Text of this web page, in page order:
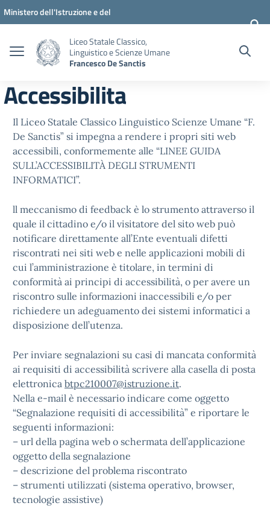
Vai ai contenuti
Vai al menu di navigazione
Vai al footer
Ministero dell'Istruzione e del
Liceo Statale Classico,
Linguistico e Scienze Umane
Francesco De Sanctis
Accessibilita
Il Liceo Statale Classico Linguistico Scienze Umane “F.
De Sanctis” si impegna a rendere i propri siti web
accessibili, conformemente alle “LINEE GUIDA
SULL’ACCESSIBILITÀ DEGLI STRUMENTI
INFORMATICI”.
ll meccanismo di feedback è lo strumento attraverso il
quale il cittadino e/o il visitatore del sito web può
notificare direttamente all’Ente eventuali difetti
riscontrati nei siti web e nelle applicazioni mobili di
cui l’amministrazione è titolare, in termini di
conformità ai principi di accessibilità, o per avere un
riscontro sulle informazioni inaccessibili e/o per
richiedere un adeguamento dei sistemi informatici a
disposizione dell’utenza.
Per inviare segnalazioni su casi di mancata conformità
ai requisiti di accessibilità scrivere alla casella di posta
elettronica btpc210007@istruzione.it.
Nella e-mail è necessario indicare come oggetto
“Segnalazione requisiti di accessibilità” e riportare le
seguenti informazioni:
– url della pagina web o schermata dell’applicazione
oggetto della segnalazione
– descrizione del problema riscontrato
– strumenti utilizzati (sistema operativo, browser,
tecnologie assistive)